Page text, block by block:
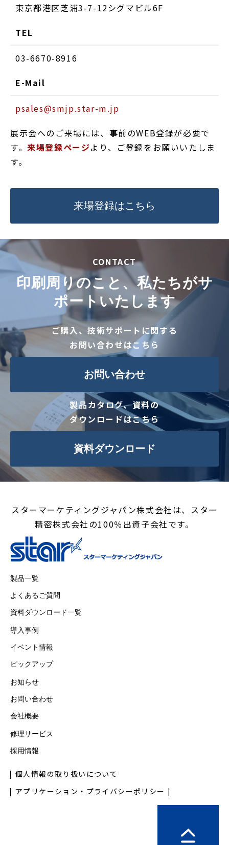
東京都港区芝浦3-7-12シグマビル6F
TEL
03-6670-8916
E-Mail
psales@smjp.star-m.jp
展示会へのご来場には、事前のWEB登録が必要で
す。来場登録ページより、ご登録をお願いいたしま
す。
来場登録はこちら
CONTACT
印刷周りのこと、私たちがサ
ポートいたします
ご購入、技術サポートに関する
お問い合わせはこちら
お問い合わせ
製品カタログ、資料の
ダウンロードはこちら
資料ダウンロード
スターマーケティングジャパン株式会社は、スター
精密株式会社の100％出資子会社です。
製品一覧
よくあるご質問
資料ダウンロード一覧
導入事例
イベント情報
ピックアップ
お知らせ
お問い合わせ
会社概要
修理サービス
採用情報
個人情報の取り扱いについて
アプリケーション・プライバシーポリシー